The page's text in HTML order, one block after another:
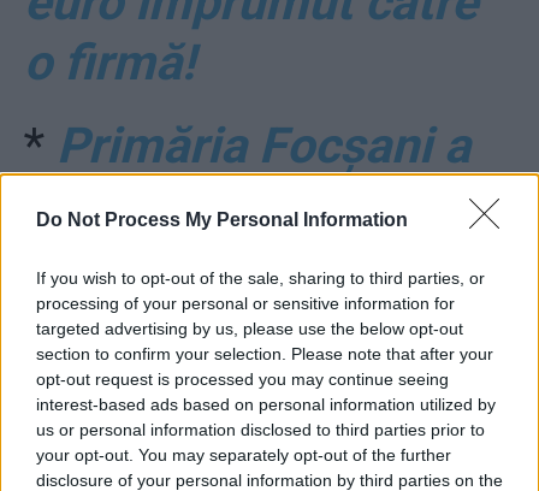
Do Not Process My Personal Information
If you wish to opt-out of the sale, sharing to third parties, or
processing of your personal or sensitive information for
targeted advertising by us, please use the below opt-out
section to confirm your selection. Please note that after your
opt-out request is processed you may continue seeing
interest-based ads based on personal information utilized by
us or personal information disclosed to third parties prior to
your opt-out. You may separately opt-out of the further
disclosure of your personal information by third parties on the
o firmă!
* Primăria Focșani a
cumpărat cu 225.000
de euro o clădire care
tocmai fusese
vândută de 12 ori mai
ieftin!